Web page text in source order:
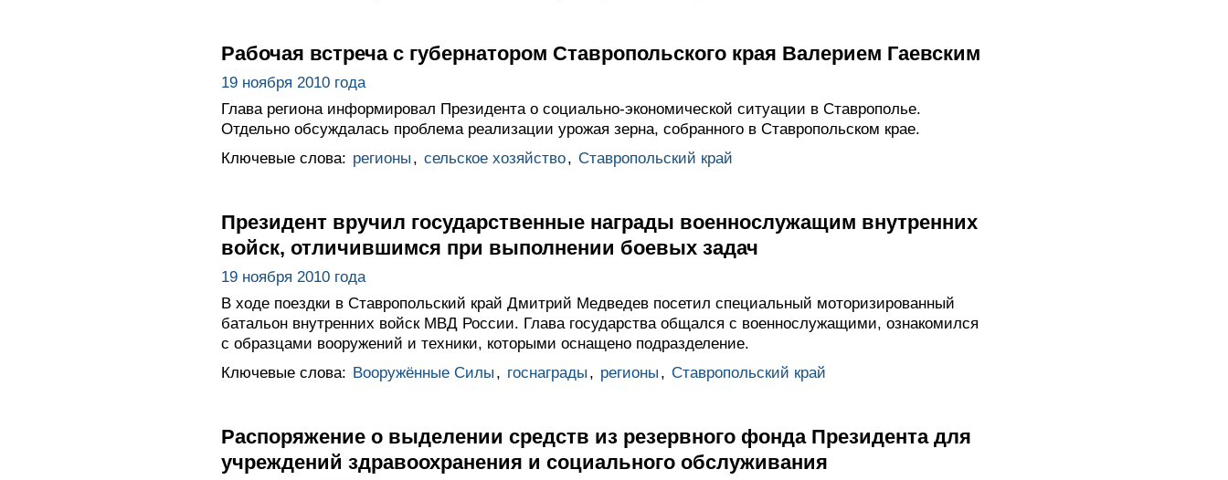
Рабочая встреча с губернатором Ставропольского края Валерием Гаевским
19 ноября 2010 года
Глава региона информировал Президента о социально-экономической ситуации в Ставрополье.
Отдельно обсуждалась проблема реализации урожая зерна, собранного в Ставропольском крае.
Ключевые слова: регионы , сельское хозяйство, Ставропольский край
Президент вручил государственные награды военнослужащим внутренних
войск, отличившимся при выполнении боевых задач
19 ноября 2010 года
В ходе поездки в Ставропольский край Дмитрий Медведев посетил специальный моторизированный
батальон внутренних войск МВД России. Глава государства общался с военнослужащими, ознакомился
с образцами вооружений и техники, которыми оснащено подразделение.
Ключевые слова: Вооружённые Силы , госнаграды , регионы , Ставропольский край
Распоряжение о выделении средств из резервного фонда Президента для
учреждений здравоохранения и социального обслуживания